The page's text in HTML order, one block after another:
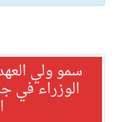
سمو ولي
الوزراء في